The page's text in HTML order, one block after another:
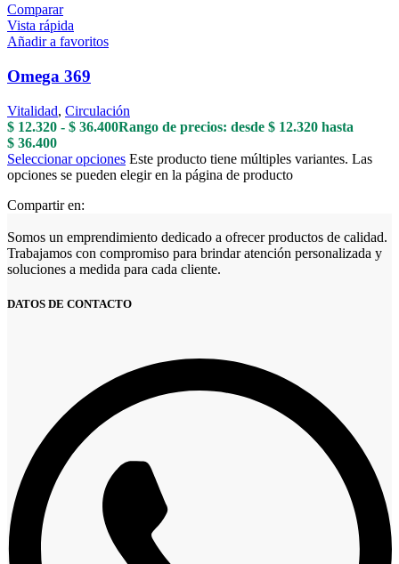
Comparar
Vista rápida
Añadir a favoritos
Omega 369
Vitalidad, Circulación
$ 12.320 - $ 36.400Rango de precios: desde $ 12.320 hasta
$ 36.400
Seleccionar opciones Este producto tiene múltiples variantes. Las
opciones se pueden elegir en la página de producto
Compartir en:
Somos un emprendimiento dedicado a ofrecer productos de calidad.
Trabajamos con compromiso para brindar atención personalizada y
soluciones a medida para cada cliente.
DATOS DE CONTACTO